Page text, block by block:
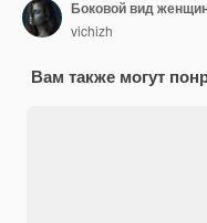
Боковой вид
vichizh
Вам также могут